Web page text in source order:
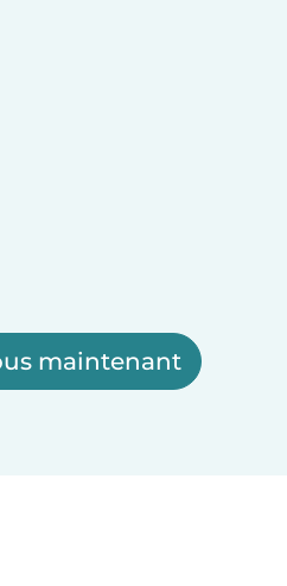
maintenant